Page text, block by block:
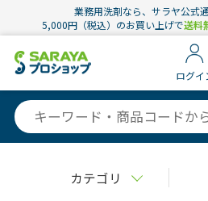
業務用洗剤なら、サラヤ公式
5,000円（税込）のお買い上げで送料
ログイ
カテゴリ